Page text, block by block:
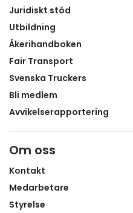
Juridiskt stöd
Utbildning
Åkerihandboken
Fair Transport
Svenska Truckers
Bli medlem
Avvikelserapportering
Om oss
Kontakt
Medarbetare
Styrelse